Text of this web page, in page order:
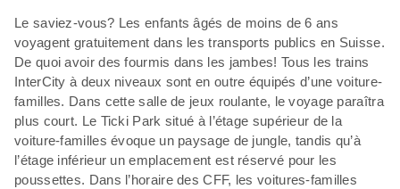
Le saviez-vous? Les enfants âgés de moins de 6 ans
voyagent gratuitement dans les transports publics en Suisse.
De quoi avoir des fourmis dans les jambes! Tous les trains
InterCity à deux niveaux sont en outre équipés d’une voiture-
familles. Dans cette salle de jeux roulante, le voyage paraîtra
plus court. Le Ticki Park situé à l’étage supérieur de la
voiture-familles évoque un paysage de jungle, tandis qu’à
l’étage inférieur un emplacement est réservé pour les
poussettes. Dans l’horaire des CFF, les voitures-familles